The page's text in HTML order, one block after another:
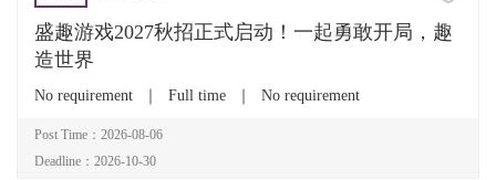
盛趣游戏2027秋招正式启动！一起勇敢开局，趣
造世界
No requirement Full time No requirement
Post Time：2026-08-06
Deadline：2026-10-30